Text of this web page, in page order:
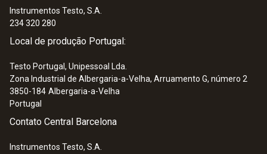
quality standards
12 mm
Diâmetro do eixo da sonda
20 mm
Data logger Wi-Fi testo Saveris 2-T2 -
Instrumentos Testo, S.A.
234 320 280
Local de produção Portugal:
Testo Portugal, Unipessoal Lda.
Zona Industrial de Albergaria-a-Velha, Arruamento G, número 2
3850-184 Albergaria-a-Velha
Portugal
Contato Central Barcelona
Instrumentos Testo, S.A.